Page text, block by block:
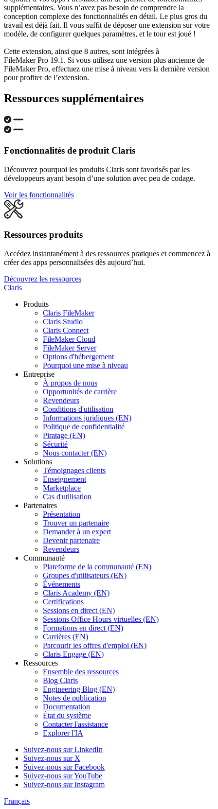
supplémentaires. Vous n’avez pas besoin de comprendre la
conception complexe des fonctionnalités en détail. Le plus gros du
travail est déjà fait. Il vous suffit de déposer une extension sur votre
modèle, de configurer quelques paramètres, et le tour est joué !
Cette extension, ainsi que 8 autres, sont intégrées à
FileMaker Pro 19.1. Si vous utilisez une version plus ancienne de
FileMaker Pro, effectuez une mise à niveau vers la dernière version
pour profiter de l’extension.
Ressources supplémentaires
Fonctionnalités de produit Claris
Découvrez pourquoi les produits Claris sont favorisés par les
développeurs ayant besoin d’une solution avec peu de codage.
Voir les fonctionnalités
Ressources produits
Accédez instantanément à des ressources pratiques et commencez à
créer des apps personnalisées dès aujourd’hui.
Découvrez les ressources
Claris
Produits
Claris FileMaker
Claris Studio
Claris Connect
FileMaker Cloud
FileMaker Server
Options d'hébergement
Pourquoi une mise à niveau
Entreprise
À propos de nous
Opportunités de carrière
Revendeurs
Conditions d'utilisation
Informations juridiques (EN)
Politique de confidentialité
Piratage (EN)
Sécurité
Nous contacter (EN)
Solutions
Témoignages clients
Enseignement
Marketplace
Cas d'utilisation
Partenaires
Présentation
Trouver un partenaire
Demander à un expert
Devenir partenaire
Revendeurs
Communauté
Plateforme de la communauté (EN)
Groupes d'utilisateurs (EN)
Événements
Claris Academy (EN)
Certifications
Sessions en direct (EN)
Sessions Office Hours virtuelles (EN)
Formations en direct (EN)
Carrières (EN)
Parcourir les offres d'emploi (EN)
Claris Engage (EN)
Ressources
Ensemble des ressources
Blog Claris
Engineering Blog (EN)
Notes de publication
Documentation
État du système
Contacter l'assistance
Explorer l'IA
Suivez-nous sur LinkedIn
Suivez-nous sur X
Suivez-nous sur Facebook
Suivez-nous sur YouTube
Suivez-nous sur Instagram
Français